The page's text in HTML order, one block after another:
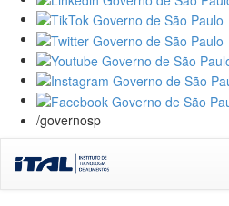
/governosp
navigation